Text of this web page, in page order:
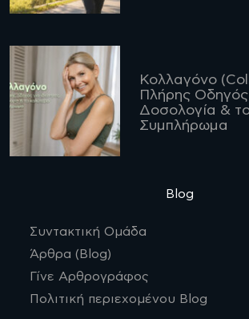
Κολλαγόνο
Πλήρης Οδηγός
Δοσολογία &
Συμπλήρωμα
Blog
Συντακτική Ομάδα
Άρθρα (Blog)
Γίνε Αρθρογράφος
Πολιτική περιεχομένου Blog